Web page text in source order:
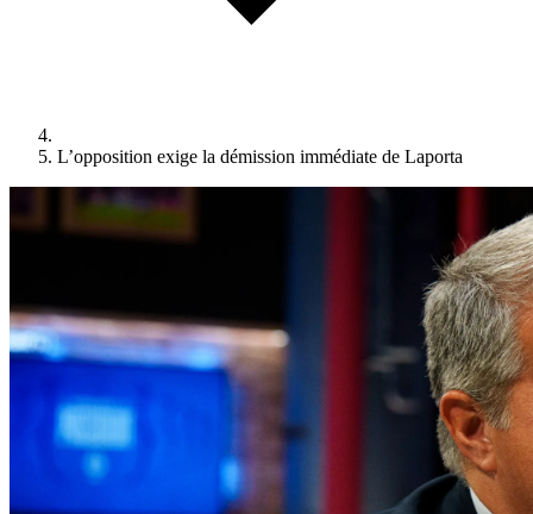
L’opposition exige la démission immédiate de Laporta